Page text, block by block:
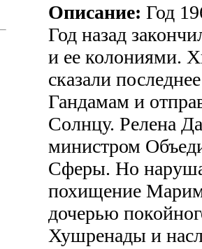
Описание: Год
Год назад
и ее колониями.
сказали
Гандамам и
Солнцу. Релена
министром
Сферы. Но
похищение
дочерью
Хушренады и